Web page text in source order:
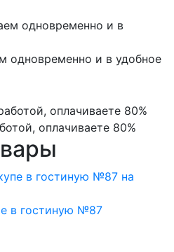
одновременно и в удобное
оплачиваете 80%
в гостиную №87